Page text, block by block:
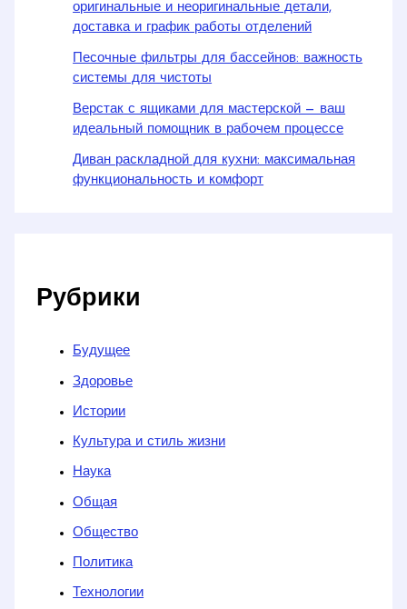
оригинальные и неоригинальные детали,
доставка и график работы отделений
Песочные фильтры для бассейнов: важность
системы для чистоты
Верстак с ящиками для мастерской — ваш
идеальный помощник в рабочем процессе
Диван раскладной для кухни: максимальная
функциональность и комфорт
Рубрики
Будущее
Здоровье
Истории
Культура и стиль жизни
Наука
Общая
Общество
Политика
Технологии